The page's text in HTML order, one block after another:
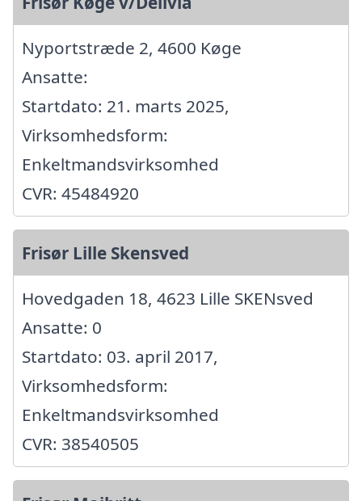
Nyportstræde 2, 4600 Køge
Ansatte:
Startdato: 21. marts 2025,
Virksomhedsform:
Enkeltmandsvirksomhed
CVR: 45484920
Frisør Lille Skensved
Hovedgaden 18, 4623 Lille SKENsved
Ansatte: 0
Startdato: 03. april 2017,
Virksomhedsform:
Enkeltmandsvirksomhed
CVR: 38540505